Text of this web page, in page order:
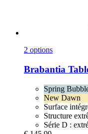
2 options
Brabantia
Spring
New Dawn
Surface
Structure
Série D :